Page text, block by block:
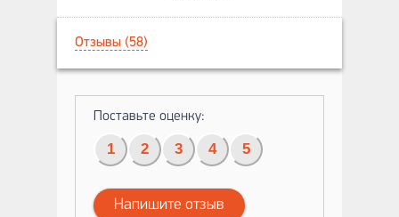
Отзывы (58)
Поставьте оценку:
1 2 3 4 5
Напишите отзыв